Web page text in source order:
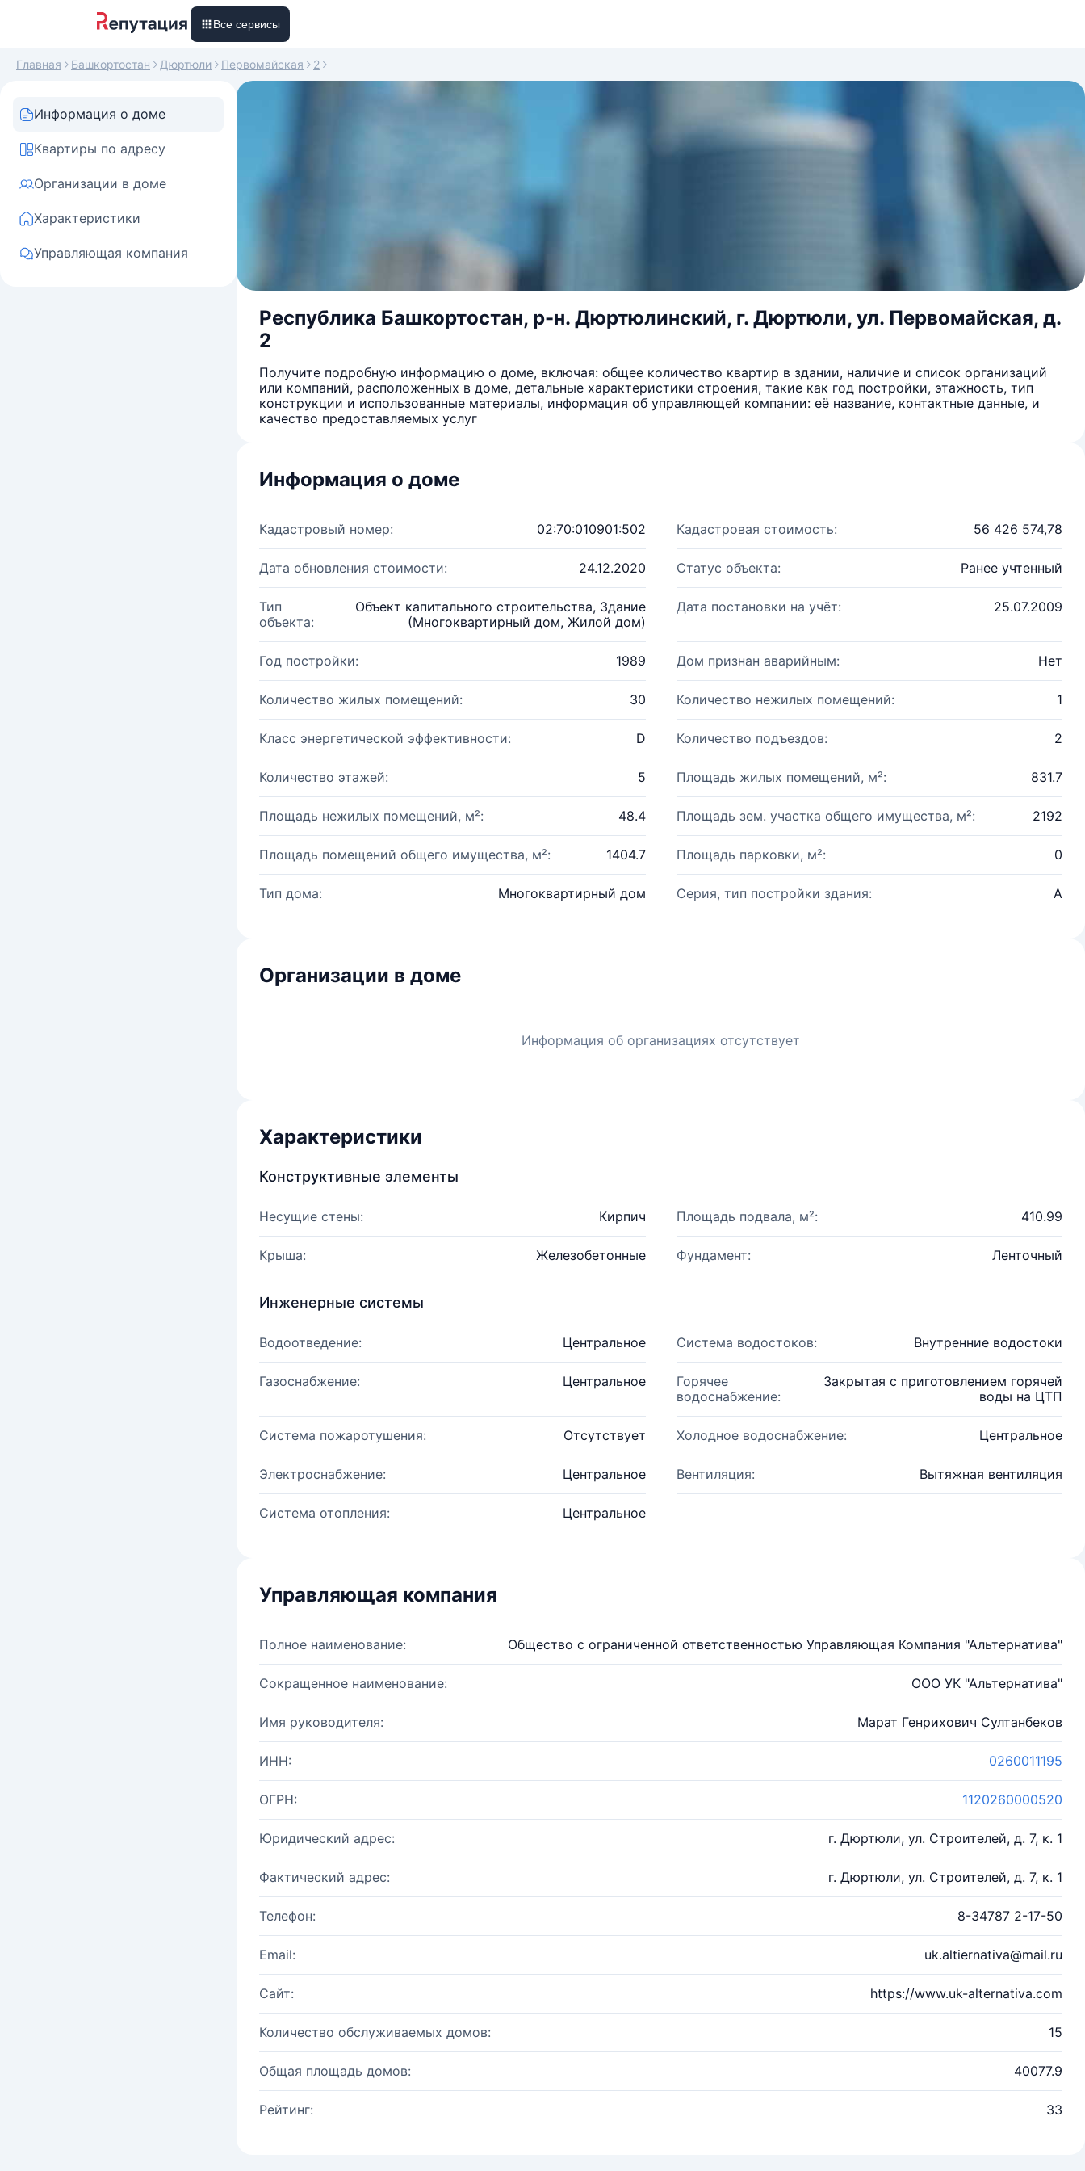
Все сервисы
Главная Башкортостан Дюртюли Первомайская 2
Информация о доме
Квартиры по адресу
Организации в доме
Характеристики
Управляющая компания
Республика Башкортостан, р-н. Дюртюлинский, г. Дюртюли, ул. Первомайская, д.
2
Получите подробную информацию о доме, включая: общее количество квартир в здании, наличие и список организаций
или компаний, расположенных в доме, детальные характеристики строения, такие как год постройки, этажность, тип
конструкции и использованные материалы, информация об управляющей компании: её название, контактные данные, и
качество предоставляемых услуг
Информация о доме
Кадастровый номер: 02:70:010901:502 Кадастровая стоимость: 56 426 574,78
Дата обновления стоимости: 24.12.2020 Статус объекта: Ранее учтенный
Тип
объекта:
Объект капитального строительства, Здание
(Многоквартирный дом, Жилой дом)
Дата постановки на учёт: 25.07.2009
Год постройки: 1989 Дом признан аварийным: Нет
Количество жилых помещений: 30 Количество нежилых помещений: 1
Класс энергетической эффективности: D Количество подъездов: 2
Количество этажей: 5 Площадь жилых помещений, м²: 831.7
Площадь нежилых помещений, м²: 48.4 Площадь зем. участка общего имущества, м²: 2192
Площадь помещений общего имущества, м²: 1404.7 Площадь парковки, м²: 0
Тип дома: Многоквартирный дом Серия, тип постройки здания: А
Организации в доме
Информация об организациях отсутствует
Характеристики
Конструктивные элементы
Несущие стены: Кирпич Площадь подвала, м²: 410.99
Крыша: Железобетонные Фундамент: Ленточный
Инженерные системы
Водоотведение: Центральное Система водостоков: Внутренние водостоки
Газоснабжение: Центральное
Горячее
водоснабжение:
Закрытая с приготовлением горячей
воды на ЦТП
Система пожаротушения: Отсутствует Холодное водоснабжение: Центральное
Электроснабжение: Центральное Вентиляция: Вытяжная вентиляция
Система отопления: Центральное
Управляющая компания
Полное наименование: Общество с ограниченной ответственностью Управляющая Компания "Альтернатива"
Сокращенное наименование: ООО УК "Альтернатива"
Имя руководителя: Марат Генрихович Султанбеков
ИНН: 0260011195
ОГРН: 1120260000520
Юридический адрес: г. Дюртюли, ул. Строителей, д. 7, к. 1
Фактический адрес: г. Дюртюли, ул. Строителей, д. 7, к. 1
Телефон: 8-34787 2-17-50
Email: uk.altiernativa@mail.ru
Сайт: https://www.uk-alternativa.com
Количество обслуживаемых домов: 15
Общая площадь домов: 40077.9
Рейтинг: 33